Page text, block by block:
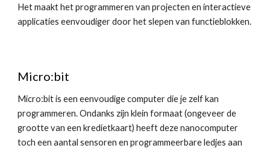
Het maakt het programmeren van projecten en interactieve
applicaties eenvoudiger door het slepen van functieblokken.
Micro:bit
Micro:bit is een eenvoudige computer die je zelf kan
programmeren. Ondanks zijn klein formaat (ongeveer de
grootte van een kredietkaart) heeft deze nanocomputer
toch een aantal sensoren en programmeerbare ledjes aan